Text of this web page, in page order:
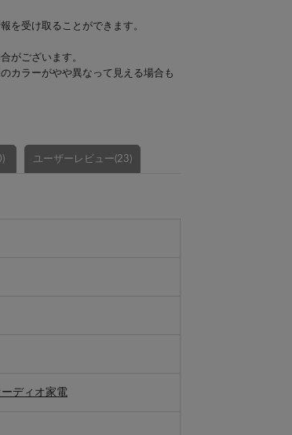
を受け取ることができます。
がございます。
カラーがやや異なって見える場合も
ユーザーレビュー(23)
ディオ家電